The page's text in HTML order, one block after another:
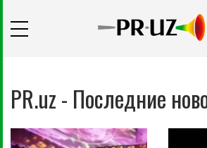
PR.uz - Последние